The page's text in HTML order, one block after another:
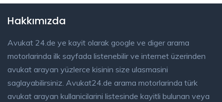
Hakkımızda
Avukat 24.de ye kayit olarak google ve diger arama
motorlarinda ilk sayfada listenebilir ve internet üzerinden
avukat arayan yüzlerce kisinin size ulasmasini
saglayabilirsiniz. Avukat24.de arama motorlarinda türk
avukat arayan kullanicilarini listesinde kayitli bulunan veya